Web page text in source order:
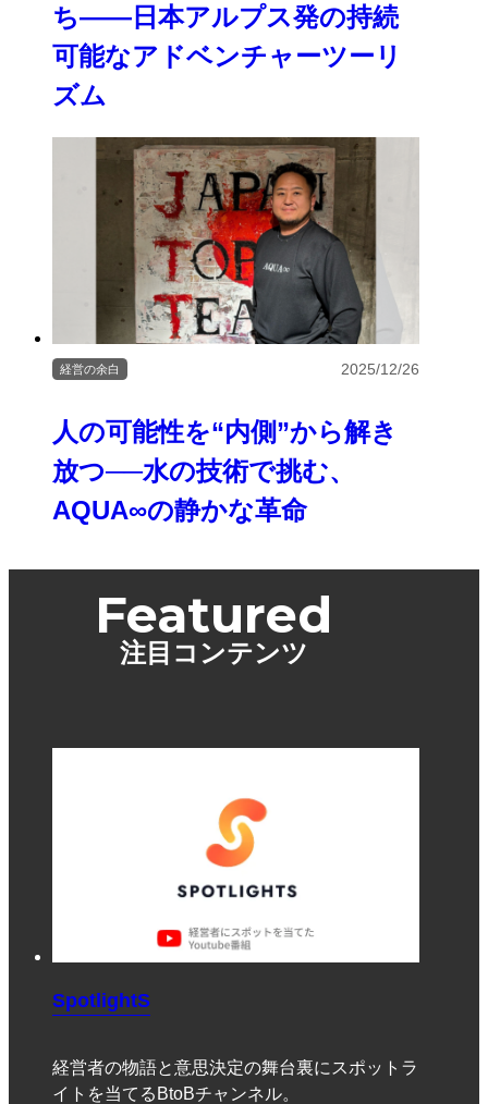
ち――日本アルプス発の持続
可能なアドベンチャーツーリ
ズム
人の可能性を“内側”から解き
放つ──水の技術で挑む、
AQUA∞の静かな革命
経営の余白 2025/12/26
Featured
注目コンテンツ
SpotlightS
経営者の物語と意思決定の舞台裏にスポットラ
イトを当てるBtoBチャンネル。